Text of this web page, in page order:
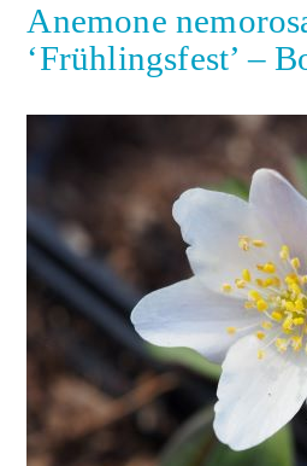
Anemone
‘Frühlingsfest’ –